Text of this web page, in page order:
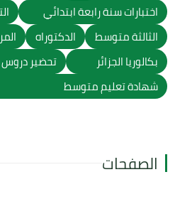
اختبارات سنة رابعة ابتدائي
الثالثة متوسط
الدكتوراه
بكالوريا الجزائر
تحضير دروس
شهادة تعليم متوسط
الصفحات